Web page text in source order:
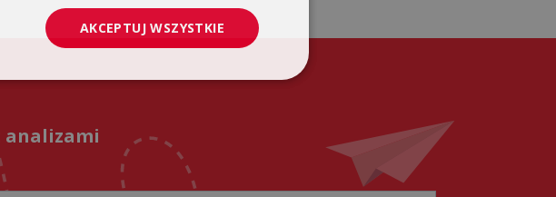
analizami
AKCEPTUJ WSZYSTKIE